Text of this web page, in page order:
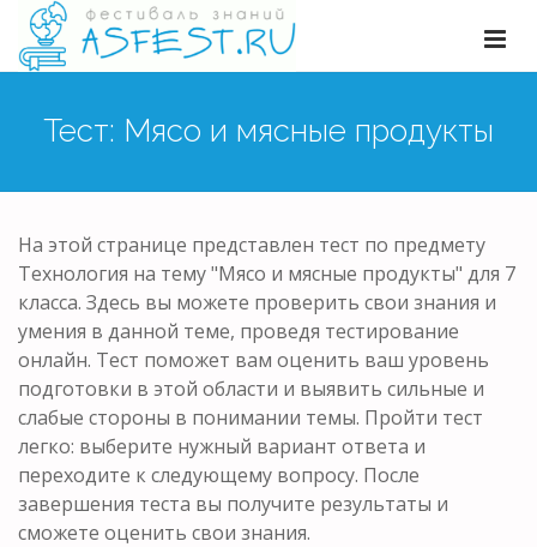
Тест: Мясо и мясные продукты
На этой странице представлен тест по предмету
Технология на тему "Мясо и мясные продукты" для 7
класса. Здесь вы можете проверить свои знания и
умения в данной теме, проведя тестирование
онлайн. Тест поможет вам оценить ваш уровень
подготовки в этой области и выявить сильные и
слабые стороны в понимании темы. Пройти тест
легко: выберите нужный вариант ответа и
переходите к следующему вопросу. После
завершения теста вы получите результаты и
сможете оценить свои знания.